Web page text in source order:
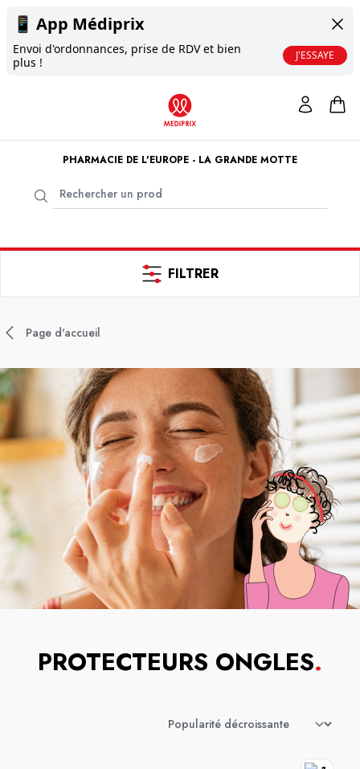
📱 App Médiprix
Envoi d'ordonnances, prise de RDV et bien
plus !
J'ESSAYE
PHARMACIE DE L'EUROPE - LA GRANDE MOTTE
FILTRER
Page d'accueil
PROTECTEURS ONGLES.